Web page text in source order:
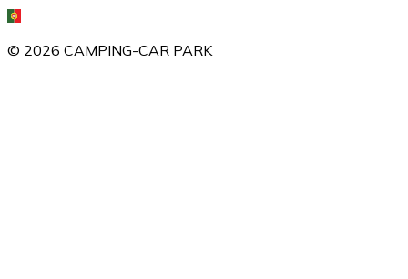
© 2026 CAMPING-CAR PARK